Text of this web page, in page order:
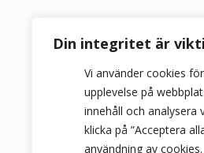
Din integritet är
Vi använder cookies
upplevelse på
innehåll och analysera
klicka på ”Acceptera
användning av cookies.